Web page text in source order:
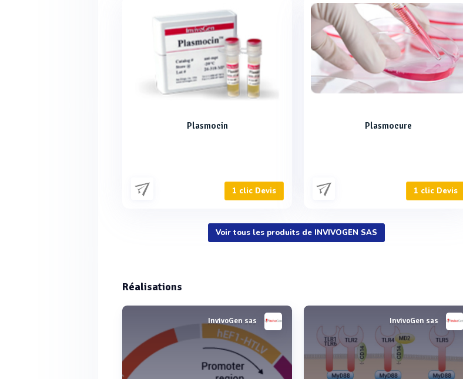
Plasmocin
1 clic Devis
Plasmocure
1 clic Devis
Voir tous les produits de INVIVOGEN SAS
Réalisations
InvivoGen sas InvivoGen sas